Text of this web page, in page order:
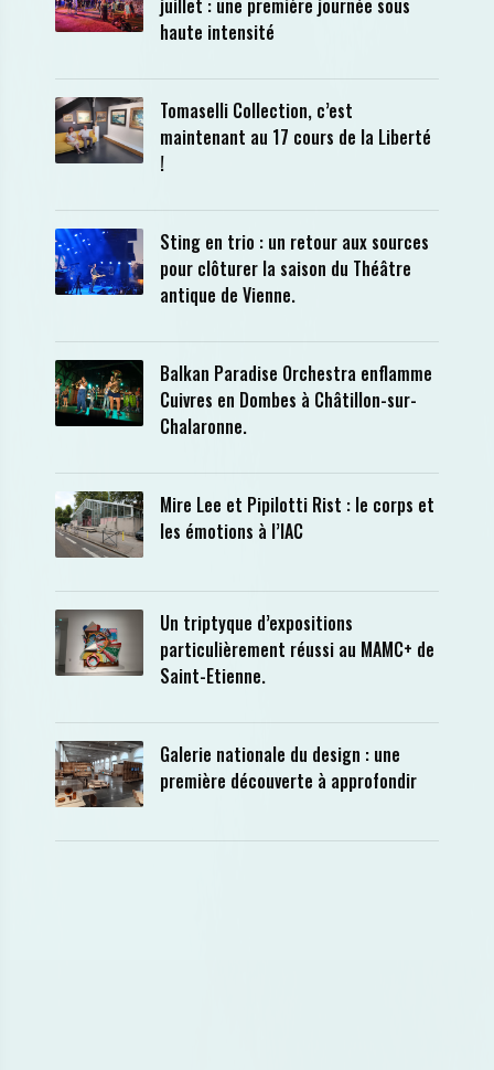
juillet : une première journée sous
haute intensité
Tomaselli Collection, c’est
maintenant au 17 cours de la Liberté
!
Sting en trio : un retour aux sources
pour clôturer la saison du Théâtre
antique de Vienne.
Balkan Paradise Orchestra enflamme
Cuivres en Dombes à Châtillon-sur-
Chalaronne.
Mire Lee et Pipilotti Rist : le corps et
les émotions à l’IAC
Un triptyque d’expositions
particulièrement réussi au MAMC+ de
Saint-Etienne.
Galerie nationale du design : une
première découverte à approfondir